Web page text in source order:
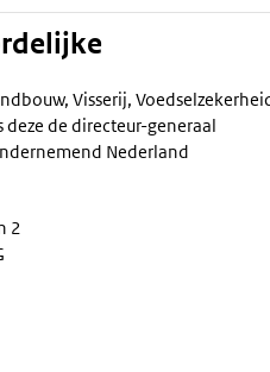
Visserij,
deze de directeur-generaal
Nederland
2